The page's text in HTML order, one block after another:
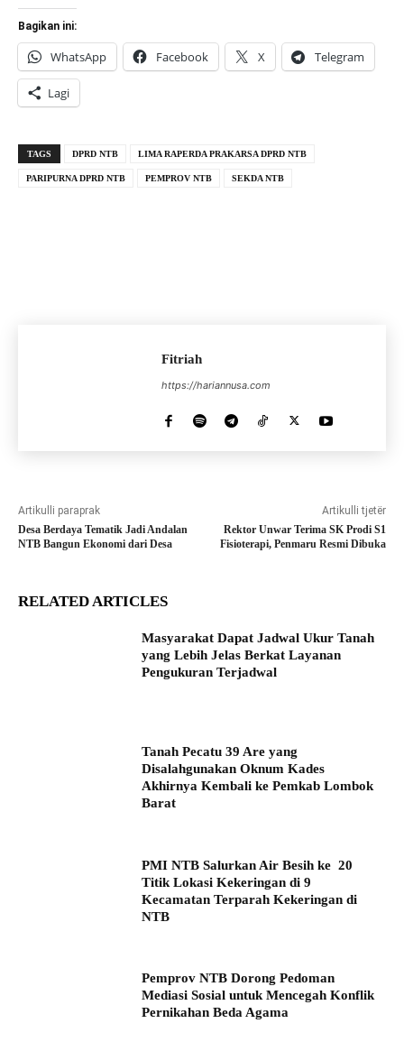
Bagikan ini:
WhatsApp Facebook X Telegram
Lagi
TAGS DPRD NTB LIMA RAPERDA PRAKARSA DPRD NTB
PARIPURNA DPRD NTB PEMPROV NTB SEKDA NTB
Fitriah
https://hariannusa.com
Artikulli paraprak
Desa Berdaya Tematik Jadi Andalan
NTB Bangun Ekonomi dari Desa
Artikulli tjetër
Rektor Unwar Terima SK Prodi S1
Fisioterapi, Penmaru Resmi Dibuka
RELATED ARTICLES
Masyarakat Dapat Jadwal Ukur Tanah
yang Lebih Jelas Berkat Layanan
Pengukuran Terjadwal
Tanah Pecatu 39 Are yang
Disalahgunakan Oknum Kades
Akhirnya Kembali ke Pemkab Lombok
Barat
PMI NTB Salurkan Air Besih ke 20
Titik Lokasi Kekeringan di 9
Kecamatan Terparah Kekeringan di
NTB
Pemprov NTB Dorong Pedoman
Mediasi Sosial untuk Mencegah Konflik
Pernikahan Beda Agama